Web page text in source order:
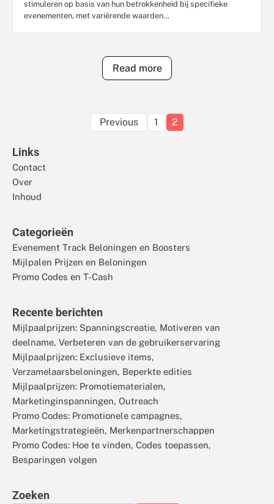
stimuleren op basis van hun betrokkenheid bij specifieke
evenementen, met variërende waarden…
Read more
Posts
Previous 1 2
Links
Contact
Over
Inhoud
Categorieën
Evenement Track Beloningen en Boosters
Mijlpalen Prijzen en Beloningen
Promo Codes en T-Cash
Recente berichten
Mijlpaalprijzen: Spanningscreatie, Motiveren van
deelname, Verbeteren van de gebruikerservaring
Mijlpaalprijzen: Exclusieve items,
Verzamelaarsbeloningen, Beperkte edities
Mijlpaalprijzen: Promotiematerialen,
Marketinginspanningen, Outreach
Promo Codes: Promotionele campagnes,
Marketingstrategieën, Merkenpartnerschappen
Promo Codes: Hoe te vinden, Codes toepassen,
Besparingen volgen
Zoeken